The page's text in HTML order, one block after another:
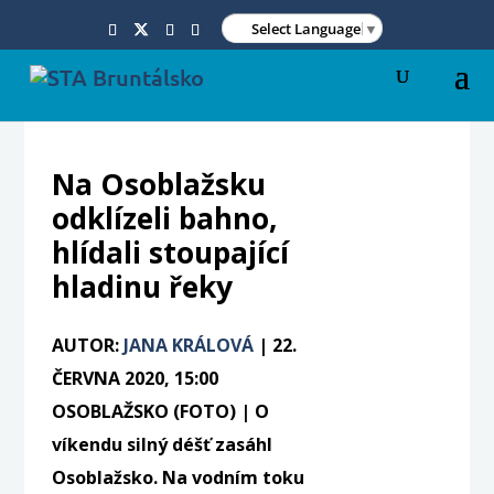
Select Language ▼
Na Osoblažsku
odklízeli bahno,
hlídali stoupající
hladinu řeky
AUTOR: JANA KRÁLOVÁ | 22.
ČERVNA 2020, 15:00
OSOBLAŽSKO (FOTO) | O
víkendu silný déšť zasáhl
Osoblažsko. Na vodním toku